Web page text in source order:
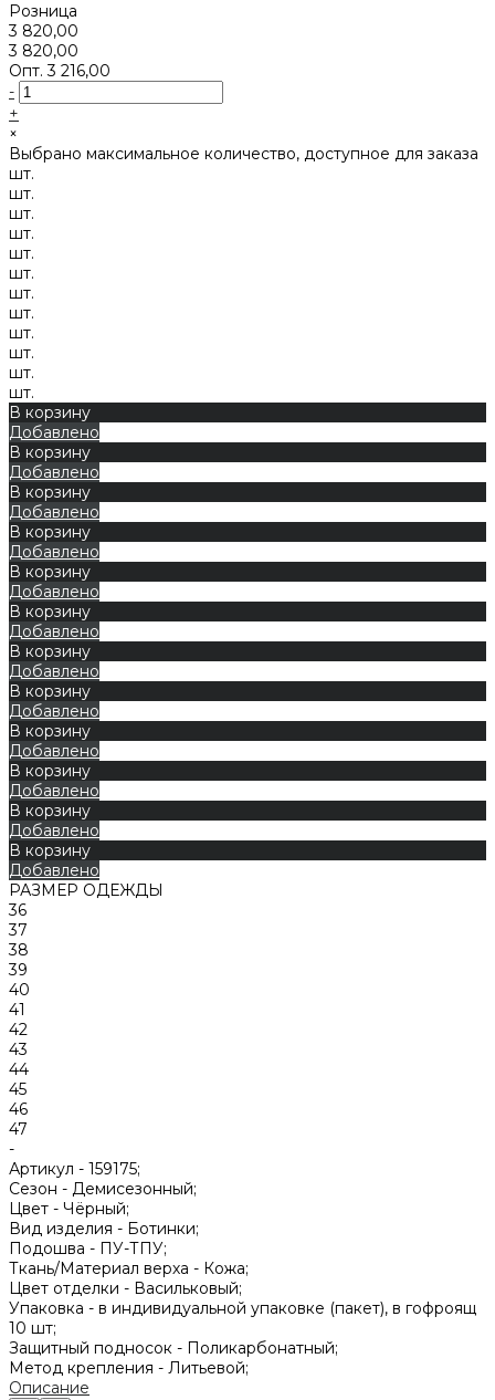
Розница
3 820,00
3 820,00
Опт.3 216,00
-
+
×
Выбрано максимальное количество, доступное для заказа
шт.
шт.
шт.
шт.
шт.
шт.
шт.
шт.
шт.
шт.
шт.
шт.
В корзину
Добавлено
В корзину
Добавлено
В корзину
Добавлено
В корзину
Добавлено
В корзину
Добавлено
В корзину
Добавлено
В корзину
Добавлено
В корзину
Добавлено
В корзину
Добавлено
В корзину
Добавлено
В корзину
Добавлено
В корзину
Добавлено
РАЗМЕР ОДЕЖДЫ
36
37
38
39
40
41
42
43
44
45
46
47
-
Артикул - 159175;
Сезон - Демисезонный;
Цвет - Чёрный;
Вид изделия - Ботинки;
Подошва - ПУ-ТПУ;
Ткань/Материал верха - Кожа;
Цвет отделки - Васильковый;
Упаковка - в индивидуальной упаковке (пакет), в гофроящ
10 шт;
Защитный подносок - Поликарбонатный;
Метод крепления - Литьевой;
Описание